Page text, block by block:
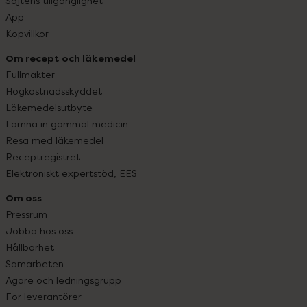
App
Köpvillkor
Om recept och läkemedel
Fullmakter
Högkostnadsskyddet
Läkemedelsutbyte
Lämna in gammal medicin
Resa med läkemedel
Receptregistret
Elektroniskt expertstöd, EES
Om oss
Pressrum
Jobba hos oss
Hållbarhet
Samarbeten
Ägare och ledningsgrupp
För leverantörer